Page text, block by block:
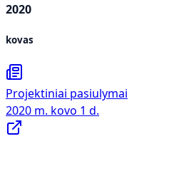
2020
kovas
Projektiniai pasiulymai
2020 m. kovo 1 d.